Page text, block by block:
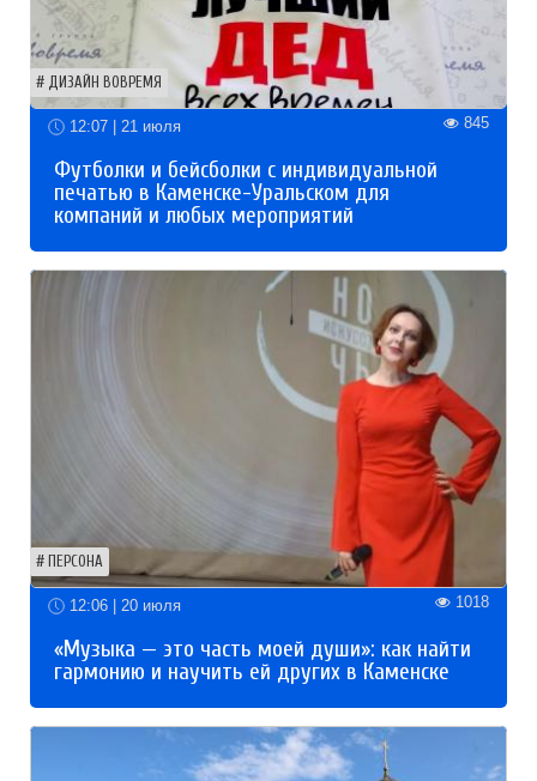
ДИЗАЙН ВОВРЕМЯ
12:07 | 21 июля 845
Футболки и бейсболки с индивидуальной
печатью в Каменске-Уральском для
компаний и любых мероприятий
ПЕРСОНА
12:06 | 20 июля 1018
«Музыка — это часть моей души»: как найти
гармонию и научить ей других в Каменске